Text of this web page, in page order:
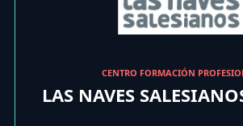
CENTRO FORMACIÓN
LAS NAVES